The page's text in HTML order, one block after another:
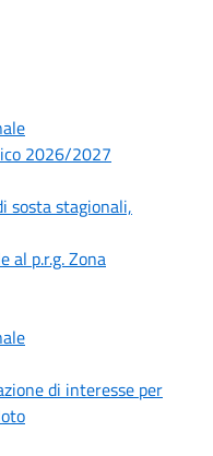
2026/2027
sosta stagionali,
al p.r.g. Zona
di interesse per